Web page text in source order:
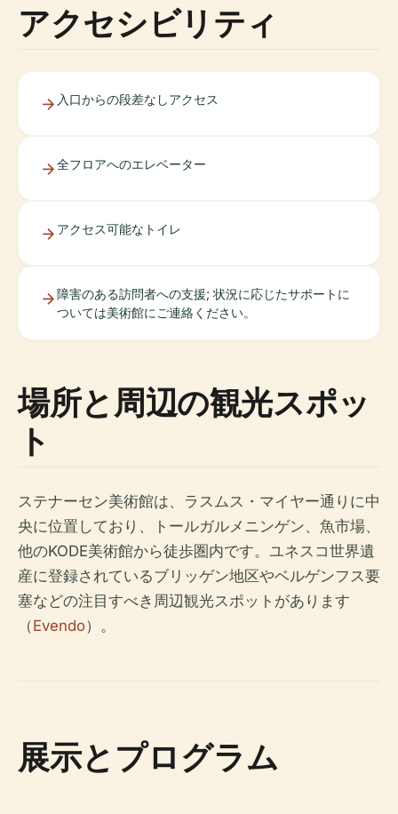
アクセシビリティ
入口からの段差なしアクセス
全フロアへのエレベーター
アクセス可能なトイレ
障害のある訪問者への支援; 状況に応じたサポートに
ついては美術館にご連絡ください。
場所と周辺の観光スポッ
ト
ステナーセン美術館は、ラスムス・マイヤー通りに中
央に位置しており、トールガルメニンゲン、魚市場、
他のKODE美術館から徒歩圏内です。ユネスコ世界遺
産に登録されているブリッゲン地区やベルゲンフス要
塞などの注目すべき周辺観光スポットがあります
（Evendo）。
展示とプログラム